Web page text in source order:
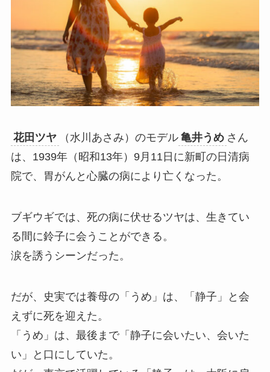
花田ツヤ （水川あさみ）のモデル 亀井うめ さん
は、1939年（昭和13年）9月11日に新町の日清病
院で、胃がんと心臓の病により亡くなった。
ブギウギでは、死の病に伏せるツヤは、生きてい
る間に鈴子に会うことができる。
涙を誘うシーンだった。
だが、史実では養母の「うめ」は、「静子」と会
えずに死を迎えた。
「うめ」は、最後まで「静子に会いたい、会いた
い」と口にしていた。